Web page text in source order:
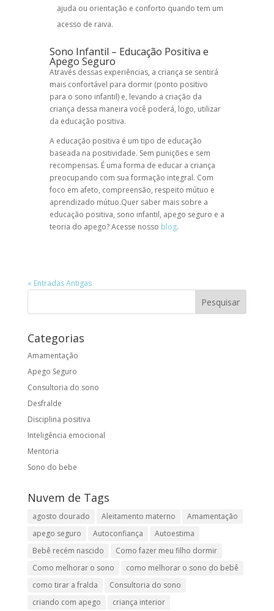
ajuda ou orientação e conforto quando tem um
acesso de raiva.
Sono Infantil – Educação Positiva e
Apego Seguro
Através dessas experiências, a criança se sentirá
mais confortável para dormir (ponto positivo
para o sono infantil) e, levando a criação da
criança dessa maneira você poderá, logo, utilizar
da educação positiva.
A educação positiva é um tipo de educação
baseada na positividade. Sem punições e sem
recompensas. É uma forma de educar a criança
preocupando com sua formação integral. Com
foco em afeto, compreensão, respeito mútuo e
aprendizado mútuo.Quer saber mais sobre a
educação positiva, sono infantil, apego seguro e a
teoria do apego? Acesse nosso blog.
« Entradas Antigas
Categorias
Amamentação
Apego Seguro
Consultoria do sono
Desfralde
Disciplina positiva
Inteligência emocional
Mentoria
Sono do bebe
Nuvem de Tags
agosto dourado Aleitamento materno
Amamentação
apego seguro
Autoconfiança
Autoestima
Bebê recém nascido
Como fazer meu filho dormir
Como melhorar o sono
como melhorar o sono do bebê
como tirar a fralda
Consultoria do sono
criando com apego
criança interior